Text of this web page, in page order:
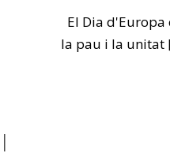
El Dia
la pau i la unitat